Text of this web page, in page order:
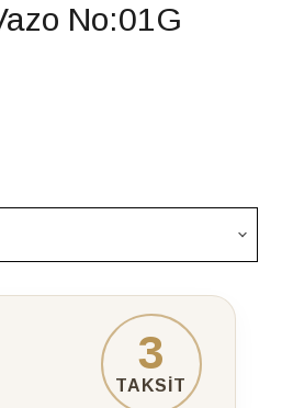
No:01G
3
TAKSİT